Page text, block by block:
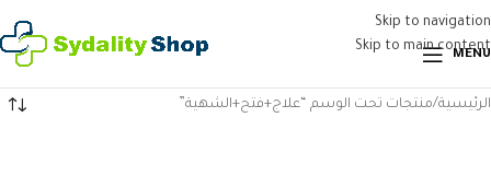
Skip to navigation
Skip to main content
MENU
الرئيسية منتجات تحت الوسم “علاج+فتح+الشهية”